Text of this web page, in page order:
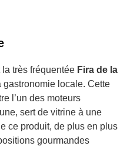
très fréquentée Fira de la
gastronomie locale. Cette
l’un des moteurs
sert de vitrine à une
ce produit, de plus en plus
gourmandes